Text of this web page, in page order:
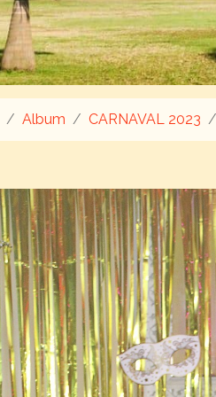
Album CARNAVAL 2023